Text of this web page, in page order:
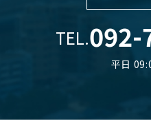
TEL.092-
平日